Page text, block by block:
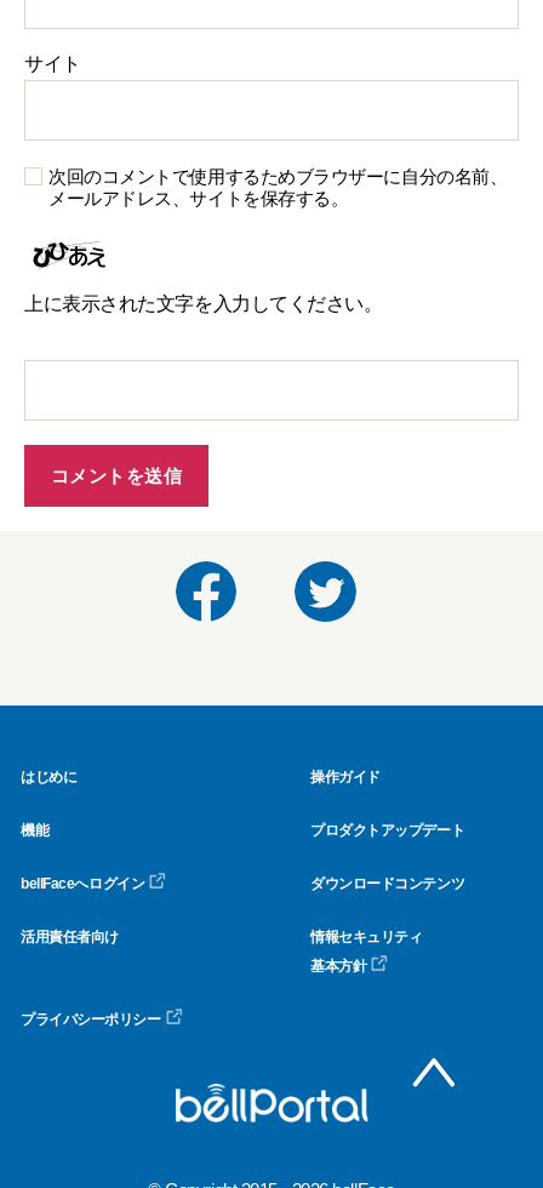
サイト
次回のコメントで使用するためブラウザーに自分の名前、
メールアドレス、サイトを保存する。
上に表示された文字を入力してください。
はじめに 操作ガイド
機能 プロダクトアップデート
bellFaceへログイン ダウンロードコンテンツ
活用責任者向け
情報セキュリティ
基本方針
プライバシーポリシー